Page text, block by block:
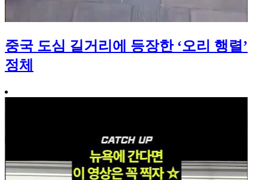
중국 도심 길거리에 등장한 ‘오리 행렬’
정체